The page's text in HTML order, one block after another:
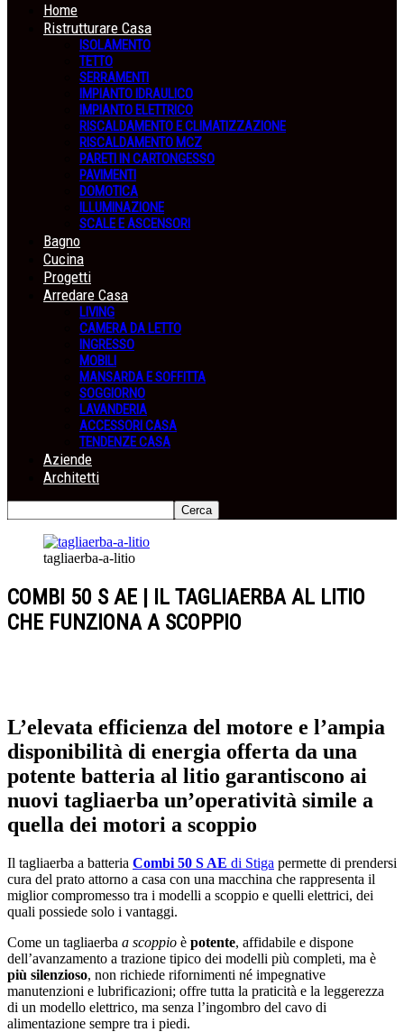
Home
Ristrutturare Casa
ISOLAMENTO
TETTO
SERRAMENTI
IMPIANTO IDRAULICO
IMPIANTO ELETTRICO
RISCALDAMENTO E CLIMATIZZAZIONE
RISCALDAMENTO MCZ
PARETI IN CARTONGESSO
PAVIMENTI
DOMOTICA
ILLUMINAZIONE
SCALE E ASCENSORI
Bagno
Cucina
Progetti
Arredare Casa
LIVING
CAMERA DA LETTO
INGRESSO
MOBILI
MANSARDA E SOFFITTA
SOGGIORNO
LAVANDERIA
ACCESSORI CASA
TENDENZE CASA
Aziende
Architetti
tagliaerba-a-litio
COMBI 50 S AE | IL TAGLIAERBA AL LITIO
CHE FUNZIONA A SCOPPIO
L’elevata efficienza del motore e l’ampia
disponibilità di energia offerta da una
potente batteria al litio garantiscono ai
nuovi tagliaerba un’operatività simile a
quella dei motori a scoppio
Il tagliaerba a batteria Combi 50 S AE di Stiga permette di prendersi
cura del prato attorno a casa con una macchina che rappresenta il
miglior compromesso tra i modelli a scoppio e quelli elettrici, dei
quali possiede solo i vantaggi.
Come un tagliaerba a scoppio è potente, affidabile e dispone
dell’avanzamento a trazione tipico dei modelli più completi, ma è
più silenzioso, non richiede rifornimenti né impegnative
manutenzioni e lubrificazioni; offre tutta la praticità e la leggerezza
di un modello elettrico, ma senza l’ingombro del cavo di
alimentazione sempre tra i piedi.